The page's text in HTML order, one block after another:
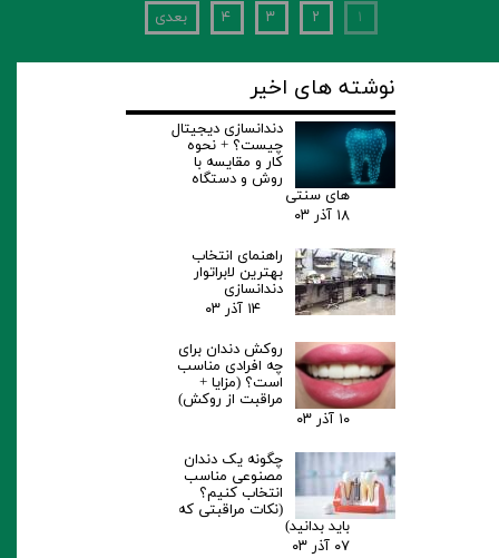
۱ ۲ ۳ ۴ بعدی
نوشته های اخیر
دندانسازی دیجیتال
چیست؟ + نحوه
کار و مقایسه با
روش و دستگاه
های سنتی
۱۸ آذر ۰۳
راهنمای انتخاب
بهترین لابراتوار
دندانسازی
۱۴ آذر ۰۳
روکش دندان برای
چه افرادی مناسب
است؟‌ (مزایا +
مراقبت از روکش)
۱۰ آذر ۰۳
چگونه یک دندان
مصنوعی مناسب
انتخاب کنیم؟
(نکات مراقبتی که
باید بدانید)
۰۷ آذر ۰۳